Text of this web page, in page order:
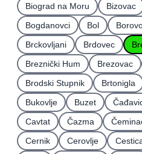
Biograd na Moru
Bizovac
Bogdanovci
Bol
Brckovljani
Brdovec
Breznički Hum
Brezovac
Brodski Stupnik
Brtonigla
Bukovlje
Buzet
Cavtat
Čazma
Cernik
Cerovlje